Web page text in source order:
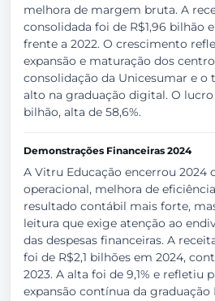
melhora de margem bruta. A
consolidada foi de R$1,96 bilhão
frente a 2022. O crescimento
expansão e maturação dos
consolidação da Unicesumar e o
alto na graduação digital. O lucro
bilhão, alta de 58,6%.
Demonstrações Financeiras 2024
A Vitru Educação encerrou 2024
operacional, melhora de
resultado contábil mais forte,
leitura que exige atenção ao
das despesas financeiras. A
foi de R$2,1 bilhões em 2024,
2023. A alta foi de 9,1% e refletiu
expansão contínua da graduação